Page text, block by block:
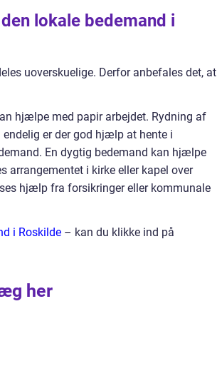
lokale bedemand i
uoverskuelige. Derfor anbefales det, at
hjælpe med papir arbejdet. Rydning af
er der god hjælp at hente i
En dygtig bedemand kan hjælpe
arrangementet i kirke eller kapel over
hjælp fra forsikringer eller kommunale
i Roskilde – kan du klikke ind på
her